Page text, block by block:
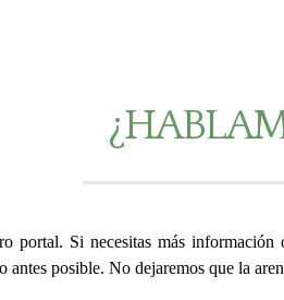
portal. Si necesitas más
posible. No dejaremos que la